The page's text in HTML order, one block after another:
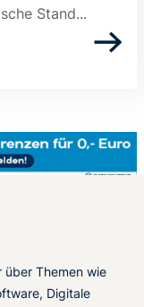
Stand...
über Themen wie
Digitale